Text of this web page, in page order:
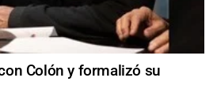
Colón y formalizó su